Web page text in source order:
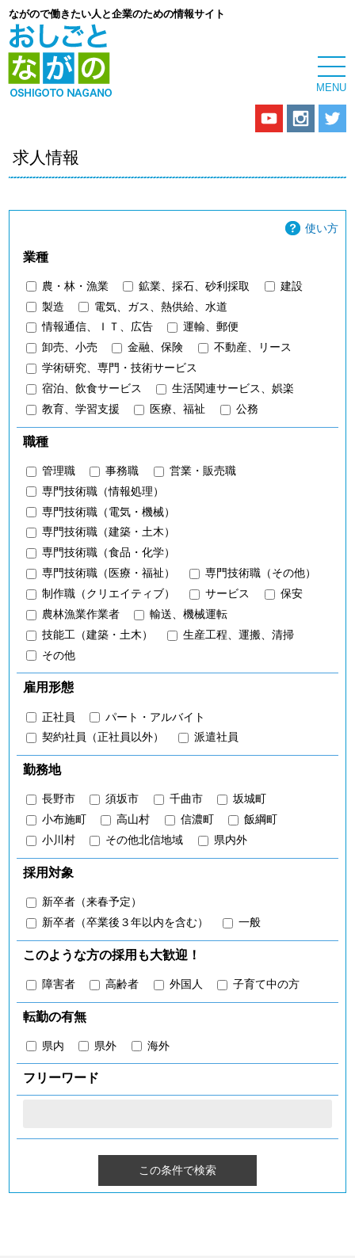
ながので働きたい人と企業のための情報サイト
求人情報
使い方
業種
農・林・漁業 鉱業、採石、砂利採取
建設
製造
電気、ガス、熱供給、水道
情報通信、ＩＴ、広告
運輸、郵便
卸売、小売
金融、保険
不動産、リース
学術研究、専門・技術サービス
宿泊、飲食サービス
生活関連サービス、娯楽
教育、学習支援
医療、福祉 公務
職種
管理職 事務職
営業・販売職
専門技術職（情報処理）
専門技術職（電気・機械）
専門技術職（建築・土木）
専門技術職（食品・化学）
専門技術職（医療・福祉）
専門技術職（その他）
制作職（クリエイティブ）
サービス
保安
農林漁業作業者
輸送、機械運転
技能工（建築・土木）
生産工程、運搬、清掃
その他
雇用形態
正社員
パート・アルバイト
契約社員（正社員以外）
派遣社員
勤務地
長野市 須坂市 千曲市
坂城町
小布施町
高山村 信濃町
飯綱町
小川村
その他北信地域 県内外
採用対象
新卒者（来春予定）
新卒者（卒業後３年以内を含む）
一般
このような方の採用も大歓迎！
障害者 高齢者 外国人 子育て中の方
転勤の有無
県内 県外 海外
フリーワード